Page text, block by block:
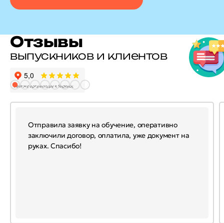
Отзывы
выпускников и клиентов
Отправила заявку на обучение, оперативно
заключили договор, оплатила, уже документ на
руках. Спасибо!